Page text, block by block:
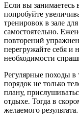
Если вы занимаетесь
попробуйте
тренировок в зале
самостоятельно.
повторений
перегружайте себя и
необходимости
Регулярные походы в
порядок не только
плану,
отдыхе. Тогда в
желаемого результата.